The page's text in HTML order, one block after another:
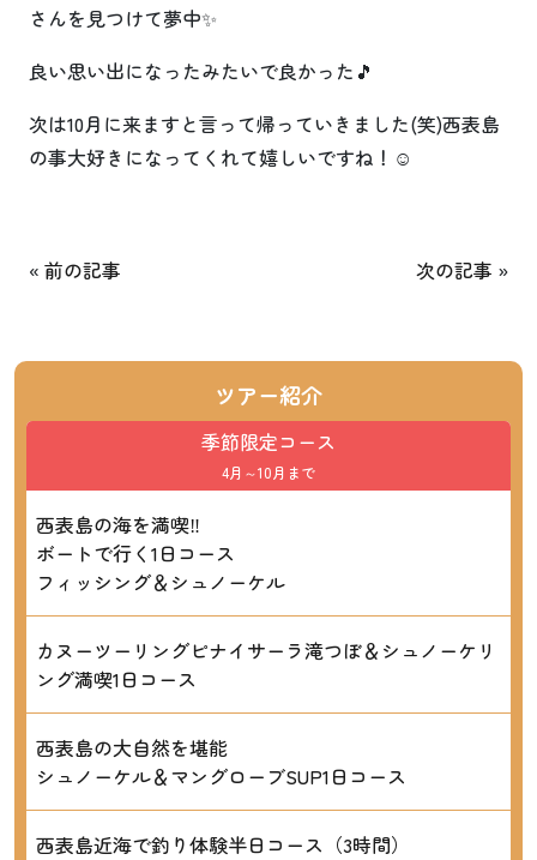
さんを見つけて夢中✨
良い思い出になったみたいで良かった🎵
次は10月に来ますと言って帰っていきました(笑)西表島
の事大好きになってくれて嬉しいですね！☺
« 前の記事 次の記事 »
ツアー紹介
季節限定コース
4月～10月まで
西表島の海を満喫‼
ボートで行く1日コース
フィッシング＆シュノーケル
カヌーツーリングピナイサーラ滝つぼ＆シュノーケリ
ング満喫1日コース
西表島の大自然を堪能
シュノーケル＆マングローブSUP1日コース
西表島近海で釣り体験半日コース（3時間）